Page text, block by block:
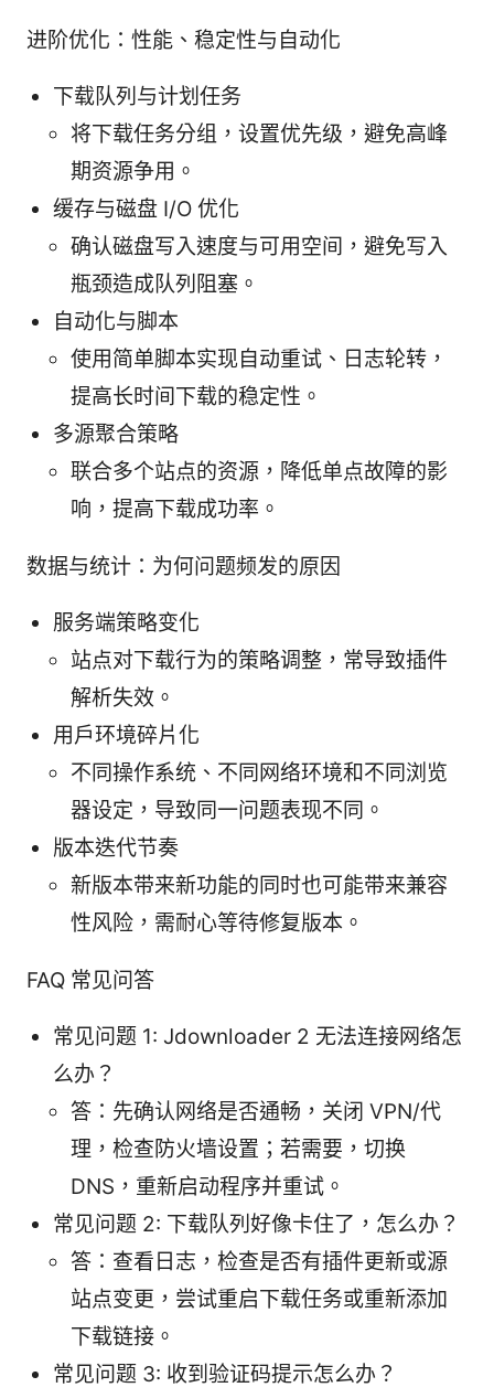
进阶优化：性能、稳定性与自动化
下载队列与计划任务
将下载任务分组，设置优先级，避免高峰
期资源争用。
缓存与磁盘 I/O 优化
确认磁盘写入速度与可用空间，避免写入
瓶颈造成队列阻塞。
自动化与脚本
使用简单脚本实现自动重试、日志轮转，
提高长时间下载的稳定性。
多源聚合策略
联合多个站点的资源，降低单点故障的影
响，提高下载成功率。
数据与统计：为何问题频发的原因
服务端策略变化
站点对下载行为的策略调整，常导致插件
解析失效。
用户环境碎片化
不同操作系统、不同网络环境和不同浏览
器设定，导致同一问题表现不同。
版本迭代节奏
新版本带来新功能的同时也可能带来兼容
性风险，需耐心等待修复版本。
FAQ 常见问答
常见问题 1: Jdownloader 2 无法连接网络怎
么办？
答：先确认网络是否通畅，关闭 VPN/代
理，检查防火墙设置；若需要，切换
DNS，重新启动程序并重试。
常见问题 2: 下载队列好像卡住了，怎么办？
答：查看日志，检查是否有插件更新或源
站点变更，尝试重启下载任务或重新添加
下载链接。
常见问题 3: 收到验证码提示怎么办？